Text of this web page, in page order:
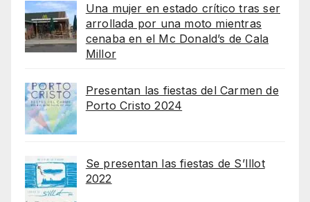
Una mujer en estado crítico tras ser
arrollada por una moto mientras
cenaba en el Mc Donald’s de Cala
Millor
Presentan las fiestas del Carmen de
Porto Cristo 2024
Se presentan las fiestas de S’Illot
2022